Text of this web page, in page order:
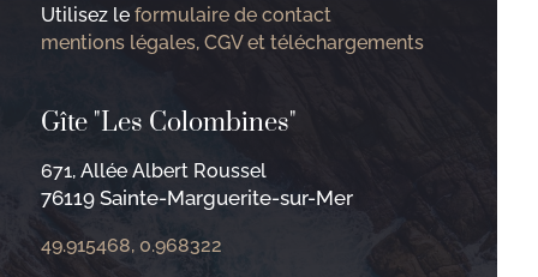
Utilisez le formulaire de contact
mentions légales, CGV et téléchargements
Gîte "Les Colombines"
671, Allée Albert Roussel
76119 Sainte-Marguerite-sur-Mer
49.915468, 0.968322